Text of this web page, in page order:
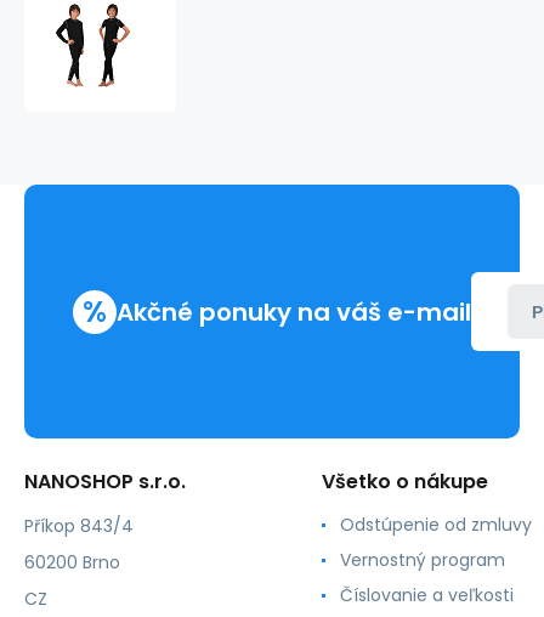
% Akčné ponuky na váš e-mail
NANOSHOP s.r.o.
Příkop 843/4
60200 Brno
CZ
Všetko o nákupe
Odstúpenie od zmluvy
Vernostný program
Číslovanie a veľkosti